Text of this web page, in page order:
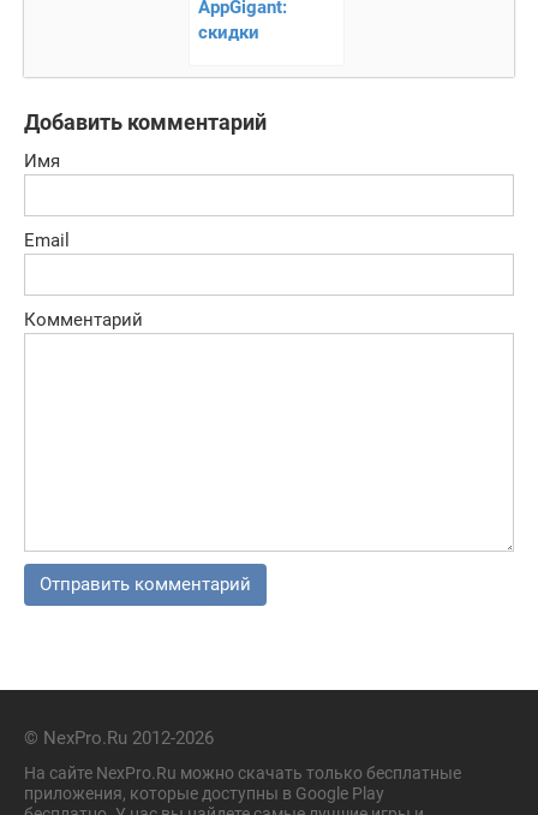
AppGigant:
скидки
Добавить комментарий
Имя
Email
Комментарий
© NexPro.Ru 2012-2026
На сайте NexPro.Ru можно скачать только бесплатные
приложения, которые доступны в Google Play